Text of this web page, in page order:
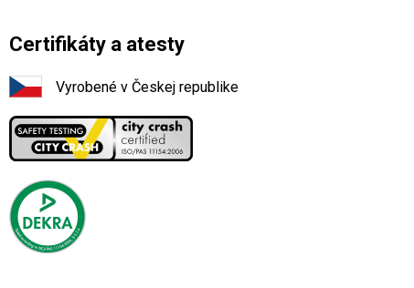
Certifikáty a atesty
Vyrobené v Českej republike